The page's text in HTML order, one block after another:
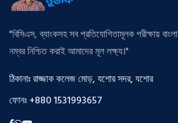
"বিসিএস, ব্যাংকসহ সব প্রতিযোগিতামূলক পরীক্ষায়
নম্বর নিশ্চিত করাই আমাদের মূল লক্ষ্য।"
ঠিকানাঃ রাজ্জাক কলেজ মোড়, যশোর সদর, যশোর
ফোনঃ +880 1531993657